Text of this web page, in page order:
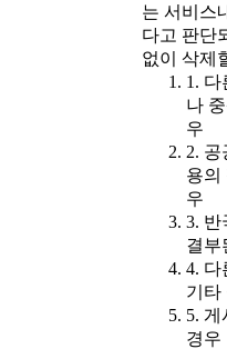
는 서비스
다고 판단
없이 삭제
1. 다
나
우
2.
용의
우
3. 반
결부
4. 다
기타
5.
경우